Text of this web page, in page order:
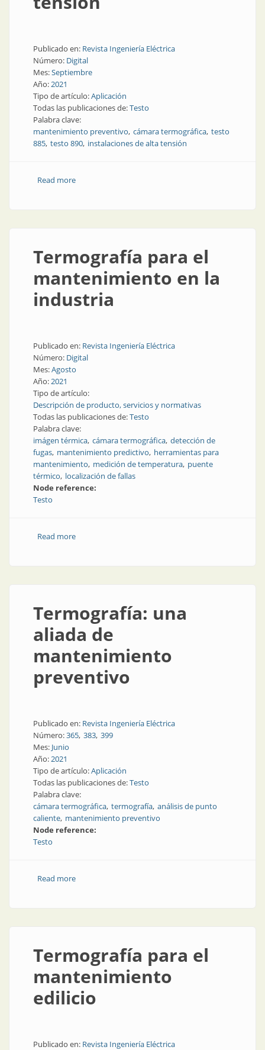
Publicado en: Revista Ingeniería Eléctrica
Número: Digital
Mes:Septiembre
Año:2021
Tipo de artículo:Aplicación
Todas las publicaciones de:Testo
Palabra clave:
mantenimiento preventivo cámara termográfica testo
885 testo 890 instalaciones de alta tensión
Read moreabout Termografía en alta tensión
Termografía para el
mantenimiento en la
industria
Publicado en: Revista Ingeniería Eléctrica
Número: Digital
Mes:Agosto
Año:2021
Tipo de artículo:
Descripción de producto, servicios y normativas
Todas las publicaciones de:Testo
Palabra clave:
imágen térmica cámara termográfica detección de
fugas mantenimiento predictivo herramientas para
mantenimiento medición de temperatura puente
térmico localización de fallas
Node reference:
Testo
Read moreabout Termografía para el mantenimiento en la
Termografía: una
aliada de
mantenimiento
preventivo
Publicado en: Revista Ingeniería Eléctrica
Número:365 383 399
Mes: Junio
Año:2021
Tipo de artículo:Aplicación
Todas las publicaciones de:Testo
Palabra clave:
cámara termográfica termografía análisis de punto
caliente mantenimiento preventivo
Node reference:
Testo
Read moreabout Termografía: una aliada de mantenimiento
Termografía para el
mantenimiento
edilicio
Publicado en: Revista Ingeniería Eléctrica